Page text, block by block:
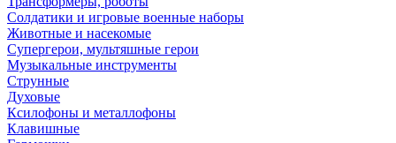
Солдатики и игровые военные наборы
Животные и насекомые
Супергерои, мультяшные герои
Музыкальные инструменты
Струнные
Духовые
Ксилофоны и металлофоны
Клавишные